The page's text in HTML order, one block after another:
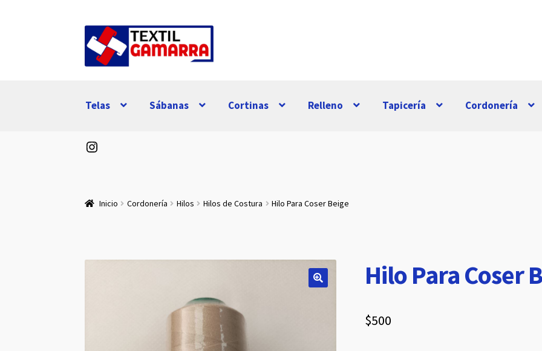
a
al
contenido
Telas Sábanas Cortinas Relleno Tapicería Cordonería
Instagram
Inicio Cordonería Hilos Hilos de Costura Hilo Para Coser Beige
Hilo Para Coser
$500